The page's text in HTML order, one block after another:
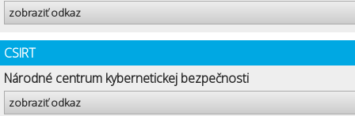
zobraziť odkaz
CSIRT
Národné centrum kybernetickej bezpečnosti
zobraziť odkaz